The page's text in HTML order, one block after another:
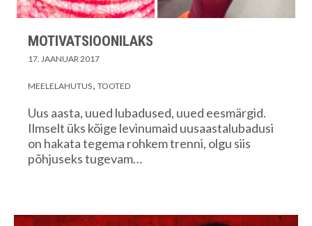
MOTIVATSIOONILAKS
17. JAANUAR 2017
MEELELAHUTUS TOOTED
Uus aasta, uued lubadused, uued eesmärgid.
Ilmselt üks kõige levinumaid uusaastalubadusi
on hakata tegema rohkem trenni, olgu siis
põhjuseks tugevam…